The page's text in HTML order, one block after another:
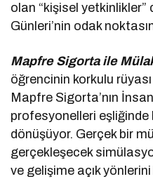
olan “kişisel
Günleri’nin odak
Mapfre Sigorta ile
öğrencinin korkulu
Mapfre Sigorta’nın
profesyonelleri eşliğinde
dönüşüyor. Gerçek bir
gerçekleşecek
ve gelişime açık